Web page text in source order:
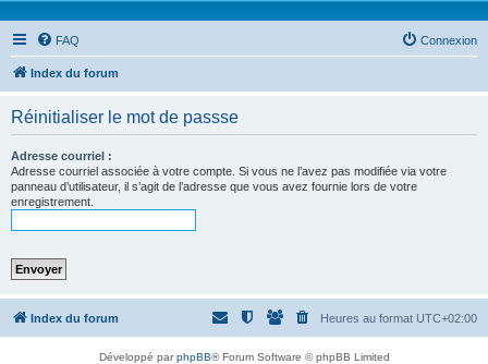
FAQ Connexion
Index du forum
Réinitialiser le mot de passse
Adresse courriel :
Adresse courriel associée à votre compte. Si vous ne l’avez pas modifiée via votre
panneau d’utilisateur, il s’agit de l’adresse que vous avez fournie lors de votre
enregistrement.
Index du forum Heures au format UTC+02:00
Développé parphpBB® Forum Software © phpBB Limited